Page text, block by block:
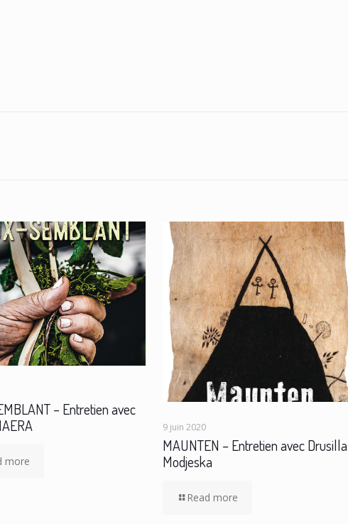
– Entretien avec
more
9 juin 2020
MAUNTEN – Entretien avec Drusilla
Modjeska
Read more